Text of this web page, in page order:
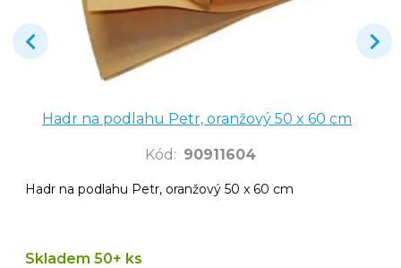
Hadr na podlahu Petr, oranžový 50 x 60 cm
Kód : 90911604
Hadr na podlahu Petr, oranžový 50 x 60 cm
Skladem 50+ ks